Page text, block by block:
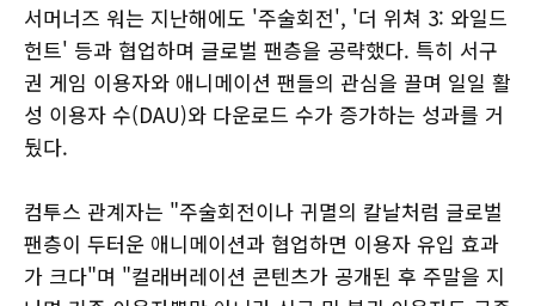
서머너즈 워는 지난해에도 '주술회전', '더 위쳐 3: 와일드
헌트' 등과 협업하며 글로벌 팬층을 공략했다. 특히 서구
권 게임 이용자와 애니메이션 팬들의 관심을 끌며 일일 활
성 이용자 수(DAU)와 다운로드 수가 증가하는 성과를 거
뒀다.
컴투스 관계자는 "주술회전이나 귀멸의 칼날처럼 글로벌
팬층이 두터운 애니메이션과 협업하면 이용자 유입 효과
가 크다"며 "컬래버레이션 콘텐츠가 공개된 후 주말을 지